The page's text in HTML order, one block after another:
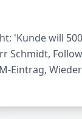
'Kunde will
Schmidt,
Eintrag,